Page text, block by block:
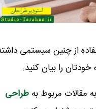
از چنین سیستمی
را بیان کنید.
مقالات مربوط به طراحی